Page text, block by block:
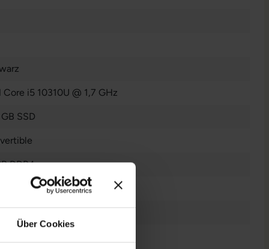
Über Cookies
Core i5 10310U @ 1,7 GHz
SSD
DDR4